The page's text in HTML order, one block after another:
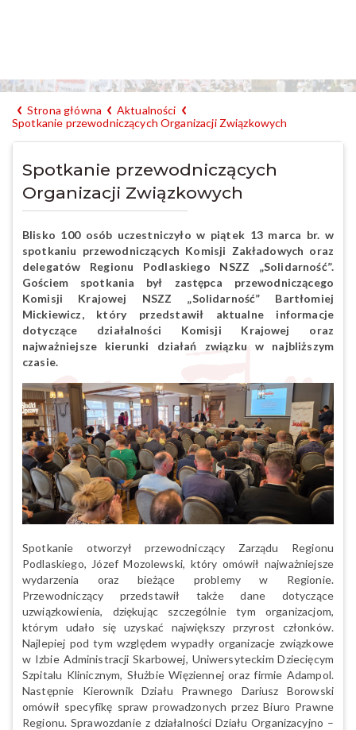
Strona główna
Aktualności
Spotkanie przewodniczących Organizacji Związkowych
Spotkanie przewodniczących
Organizacji Związkowych
Blisko 100 osób uczestniczyło w piątek 13 marca br. w
spotkaniu przewodniczących Komisji Zakładowych oraz
delegatów Regionu Podlaskiego NSZZ „Solidarność”.
Gościem spotkania był zastępca przewodniczącego
Komisji Krajowej NSZZ „Solidarność” Bartłomiej
Mickiewicz, który przedstawił aktualne informacje
dotyczące działalności Komisji Krajowej oraz
najważniejsze kierunki działań związku w najbliższym
czasie.
Spotkanie otworzył przewodniczący Zarządu Regionu
Podlaskiego, Józef Mozolewski, który omówił najważniejsze
wydarzenia oraz bieżące problemy w Regionie.
Przewodniczący przedstawił także dane dotyczące
uzwiązkowienia, dziękując szczególnie tym organizacjom,
którym udało się uzyskać największy przyrost członków.
Najlepiej pod tym względem wypadły organizacje związkowe
w Izbie Administracji Skarbowej, Uniwersyteckim Dziecięcym
Szpitalu Klinicznym, Służbie Więziennej oraz firmie Adampol.
Następnie Kierownik Działu Prawnego Dariusz Borowski
omówił specyfikę spraw prowadzonych przez Biuro Prawne
Regionu. Sprawozdanie z działalności Działu Organizacyjno –